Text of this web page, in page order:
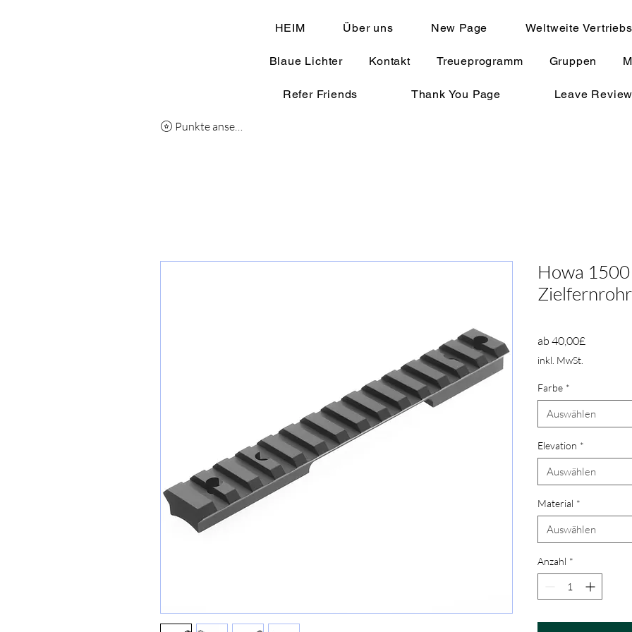
HEIM Über uns New Page Weltweite
Blaue Lichter Kontakt Treueprogramm Gruppen
Refer Friends Thank You Page Leave
Punkte ansehen
Howa
ab 40,00£
inkl. MwSt.
Farbe *
Auswählen
Elevation *
Auswählen
Material *
Auswählen
Anzahl *